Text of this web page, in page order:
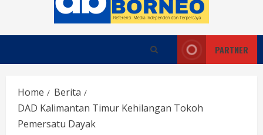
PARTNER
Home
Berita
DAD Kalimantan Timur Kehilangan Tokoh
Pemersatu Dayak